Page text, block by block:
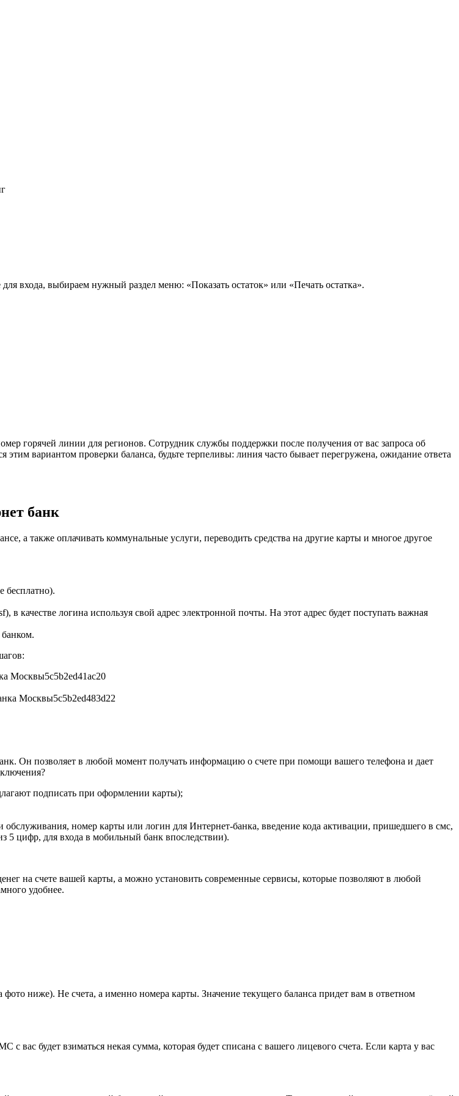
входа, выбираем нужный раздел меню: «Показать остаток» или «Печать остатка».
горячей линии для регионов. Сотрудник службы поддержки после получения от вас запроса об
вариантом проверки баланса, будьте терпеливы: линия часто бывает перегружена, ожидание ответа
банк
а также оплачивать коммунальные услуги, переводить средства на другие карты и многое другое
бесплатно).
качестве логина используя свой адрес электронной почты. На этот адрес будет поступать важная
Он позволяет в любой момент получать информацию о счете при помощи вашего телефона и дает
подписать при оформлении карты);
обслуживания, номер карты или логин для Интернет-банка, введение кода активации, пришедшего в смс,
5 цифр, для входа в мобильный банк впоследствии).
на счете вашей карты, а можно установить современные сервисы, которые позволяют в любой
удобнее.
ниже). Не счета, а именно номера карты. Значение текущего баланса придет вам в ответном
вас будет взиматься некая сумма, которая будет списана с вашего лицевого счета. Если карта у вас